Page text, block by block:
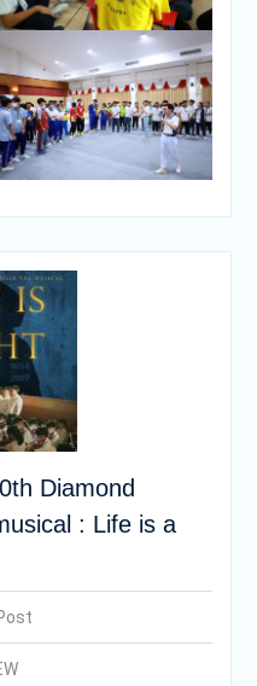
Diamond
: Life is a